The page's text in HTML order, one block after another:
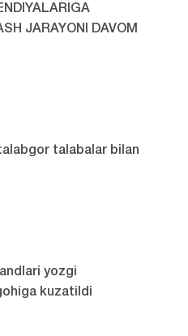
JARAYONI DAVOM
talabalar bilan
yozgi
kuzatildi